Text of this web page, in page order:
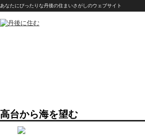
あなたにぴったりな丹後の住まいさがしのウェブサイト
高台から海を望む